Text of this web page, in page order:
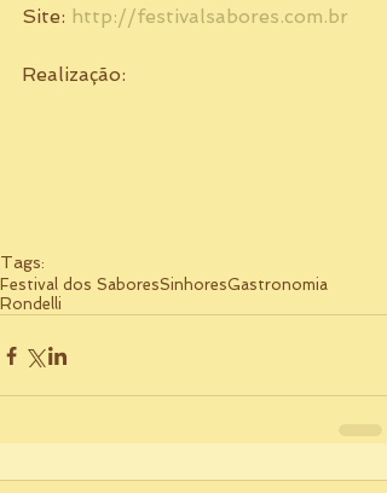
Site: http://festivalsabores.com.br
Realização:
Tags:
Festival dos SaboresSinhoresGastronomia
Rondelli